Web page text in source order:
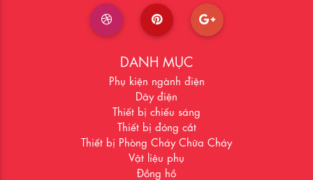
DANH MỤC
Phụ kiện ngành điện
Dây điện
Thiết bị chiếu sáng
Thiết bị đóng cắt
Thiết bị Phòng Cháy Chữa Cháy
Vật liệu phụ
Đồng hồ